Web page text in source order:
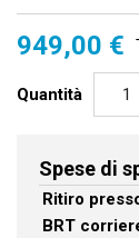
949,00 €
Quantità
Spese di
Ritiro
BRT